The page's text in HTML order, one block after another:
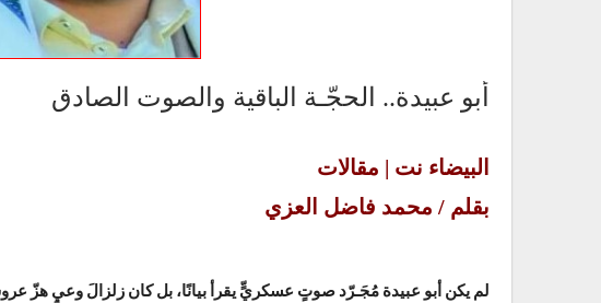
أبو عبيدة.. الحجّـة الباقية والصوت الصادق
البيضاء نت | مقالات
بقلم / محمد فاضل العزي
لم يكن أبو عبيدة مُجَـرّد صوتٍ عسكريٍّ يقرأ بيانًا، بل كان زلزالَ وعيٍ هزّ